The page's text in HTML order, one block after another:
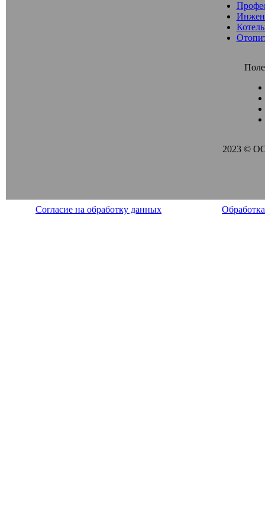
2023 ©
Согласие на обработку данных